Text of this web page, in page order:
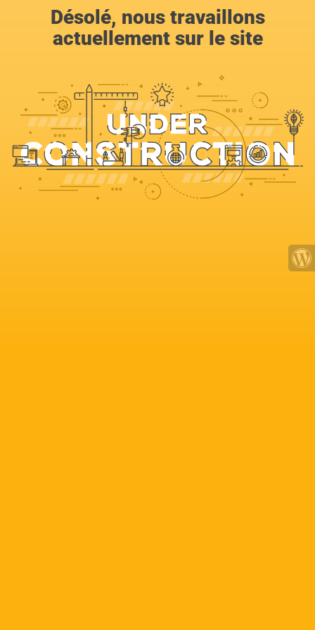
Désolé, nous travaillons
actuellement sur le site